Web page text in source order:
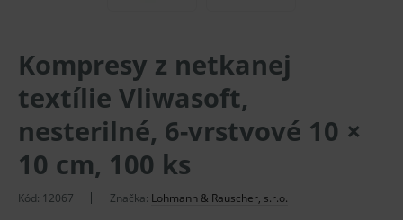
Kompresy z netkanej
textílie Vliwasoft,
nesterilné, 6-vrstvové 10 ×
10 cm, 100 ks
Kód: 12067 Značka: Lohmann & Rauscher, s.r.o.